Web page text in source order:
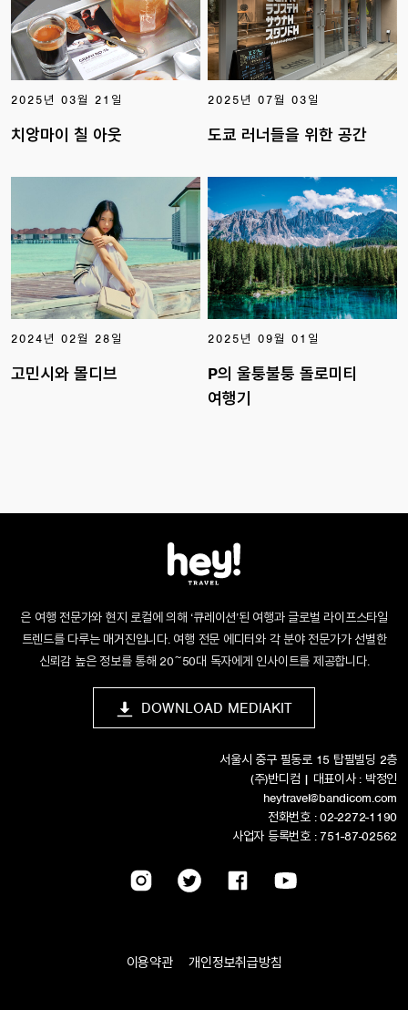
2025년 03월 21일
치앙마이 칠 아웃
2025년 07월 03일
도쿄 러너들을 위한 공간
2024년 02월 28일
고민시와 몰디브
2025년 09월 01일
P의 울퉁불퉁 돌로미티
여행기
은 여행 전문가와 현지 로컬에 의해 ‘큐레이션’된 여행과 글로벌 라이프스타일
트렌드를 다루는 매거진입니다. 여행 전문 에디터와 각 분야 전문가가 선별한
신뢰감 높은 정보를 통해 20~50대 독자에게 인사이트를 제공합니다.
DOWNLOAD MEDIAKIT
서울시 중구 필동로 15 탑필빌딩 2층
(주)반디컴 | 대표이사 : 박정인
heytravel@bandicom.com
전화번호 : 02-2272-1190
사업자 등록번호 : 751-87-02562
이용약관 개인정보취급방침